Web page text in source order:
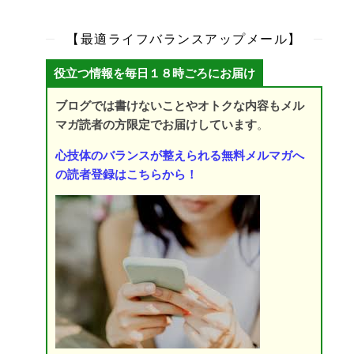
【最適ライフバランスアップメール】
役立つ情報を毎日１８時ごろにお届け
ブログでは書けないことやオトクな内容もメル
マガ読者の方限定でお届けしています。
心技体のバランスが整えられる無料メルマガへ
の読者登録はこちらから！